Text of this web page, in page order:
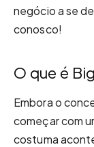
negócio a se
conosco!
O que é
Embora o
começar com
costuma